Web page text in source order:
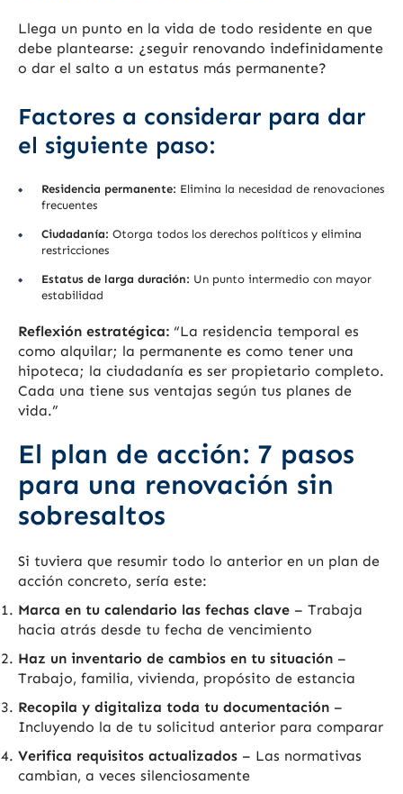
Llega un punto en la vida de todo residente en que
debe plantearse: ¿seguir renovando indefinidamente
o dar el salto a un estatus más permanente?
Factores a considerar para dar
el siguiente paso:
Residencia permanente: Elimina la necesidad de renovaciones
frecuentes
Ciudadanía: Otorga todos los derechos políticos y elimina
restricciones
Estatus de larga duración: Un punto intermedio con mayor
estabilidad
Reflexión estratégica: “La residencia temporal es
como alquilar; la permanente es como tener una
hipoteca; la ciudadanía es ser propietario completo.
Cada una tiene sus ventajas según tus planes de
vida.”
El plan de acción: 7 pasos
para una renovación sin
sobresaltos
Si tuviera que resumir todo lo anterior en un plan de
acción concreto, sería este:
Marca en tu calendario las fechas clave – Trabaja
hacia atrás desde tu fecha de vencimiento
Haz un inventario de cambios en tu situación –
Trabajo, familia, vivienda, propósito de estancia
Recopila y digitaliza toda tu documentación –
Incluyendo la de tu solicitud anterior para comparar
Verifica requisitos actualizados – Las normativas
cambian, a veces silenciosamente